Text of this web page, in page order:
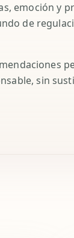
emoción y
de
sin